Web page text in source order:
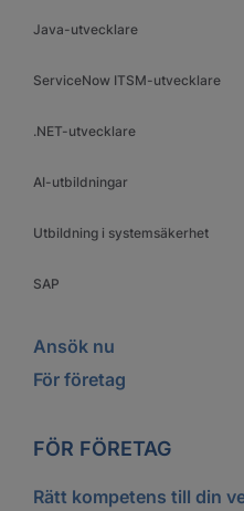
Java-utvecklare
ServiceNow ITSM-utvecklare
.NET-utvecklare
AI-utbildningar
Utbildning i systemsäkerhet
SAP
Ansök nu
För företag
FÖR FÖRETAG
Rätt kompetens till din